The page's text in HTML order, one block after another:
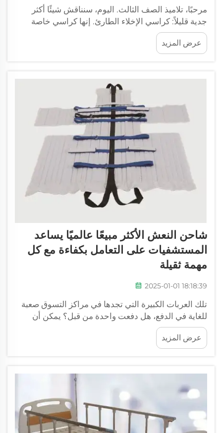
مرحبًا، تلاميذ الصف الثالث. اليوم، سنناقش شيئًا أكثر
جدية قليلاً: كراسي الإخلاء الطارئ. إنها كراسي خاصة
تنقل الأشخاص إلى الأمان في حالات الطوارئ. قد لا
تعرفون، لكن كراسي الإخلاء مخصصة للأشخاص الذين لا
يستطيعون المشي...
عرض المزيد
شاحن النعش الأكثر مبيعًا عالميًا يساعد
المستشفيات على التعامل بكفاءة مع كل
مهمة ثقيلة
2025-01-01 18:18:39
تلك العربات الكبيرة التي تجدها في مراكز التسوق صعبة
للغاية في الدفع، هل دفعت واحدة من قبل؟ يمكن أن
تكون مجهدة للغاية وقد تؤدي إلى ألم العضلات. خصوصًا
في المستشفيات. يجب على العاملين في الرعاية الصحية
نقل العديد من الأشياء الثقيلة مثل المعدات الطبية...
عرض المزيد